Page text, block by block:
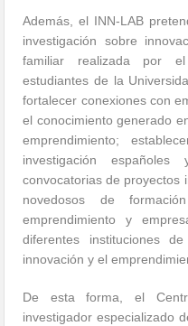
Además, el INN-LAB
investigación sobre
familiar realizada por
estudiantes de la
fortalecer conexiones con
el conocimiento generado
emprendimiento;
investigación
convocatorias de proyectos
novedosos de
emprendimiento y
diferentes instituciones
innovación y el
De esta forma, el
investigador especializado